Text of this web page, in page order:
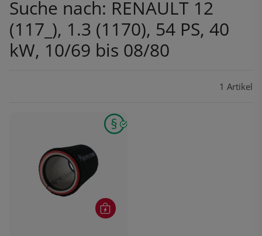
Suche nach: RENAULT 12
(117_), 1.3 (1170), 54 PS, 40
kW, 10/69 bis 08/80
1 Artikel